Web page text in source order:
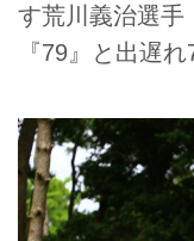
す荒川義治選手
『79』と出遅